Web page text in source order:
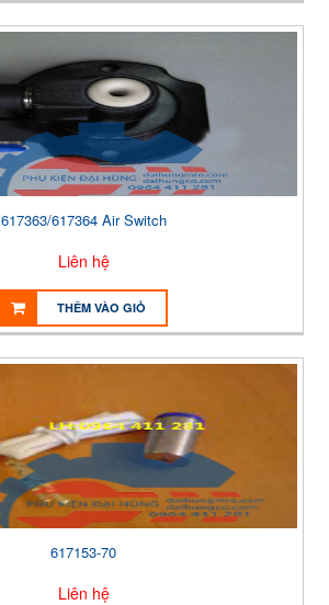
617363/617364 Air Switch
Liên hệ
THÊM VÀO GIỎ
617153-70
Liên hệ